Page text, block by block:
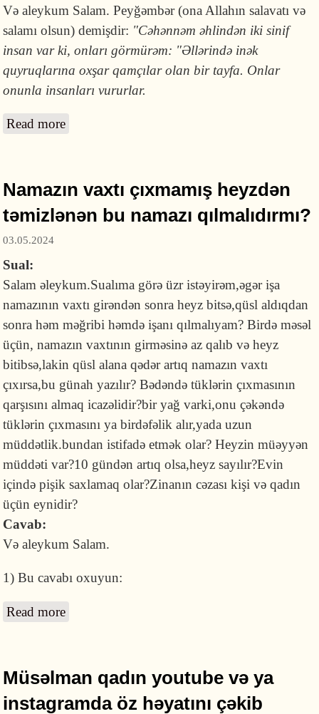
Və aleykum Salam. Peyğəmbər (ona Allahın salavatı və
salamı olsun) demişdir: "Cəhənnəm əhlindən iki sinif
insan var ki, onları görmürəm: "Əllərində inək
quyruqlarına oxşar qamçılar olan bir tayfa. Onlar
onunla insanları vururlar.
Read more
Namazın vaxtı çıxmamış heyzdən
təmizlənən bu namazı qılmalıdırmı?
03.05.2024
Sual:
Salam əleykum.Sualıma görə üzr istəyirəm,əgər işa
namazının vaxtı girəndən sonra heyz bitsə,qüsl aldıqdan
sonra həm məğribi həmdə işanı qılmalıyam? Birdə məsəl
üçün, namazın vaxtının girməsinə az qalıb və heyz
bitibsə,lakin qüsl alana qədər artıq namazın vaxtı
çıxırsa,bu günah yazılır? Bədəndə tüklərin çıxmasının
qarşısını almaq icazəlidir?bir yağ varki,onu çəkəndə
tüklərin çıxmasını ya birdəfəlik alır,yada uzun
müddətlik.bundan istifadə etmək olar? Heyzin müəyyən
müddəti var?10 gündən artıq olsa,heyz sayılır?Evin
içində pişik saxlamaq olar?Zinanın cəzası kişi və qadın
üçün eynidir?
Cavab:
Və aleykum Salam.
1) Bu cavabı oxuyun:
Read more
Müsəlman qadın youtube və ya
instagramda öz həyatını çəkib